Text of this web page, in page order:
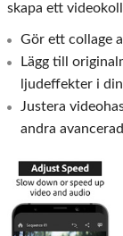
skapa ett
Gör ett collage
Lägg till
ljudeffekter i
Justera
andra